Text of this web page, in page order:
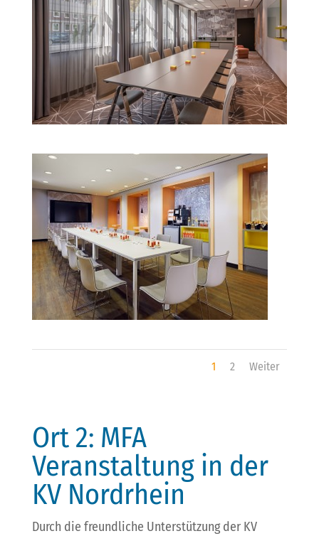
1 2 Weiter
Ort 2: MFA
Veranstaltung in der
KV Nordrhein
Durch die freundliche Unterstützung der KV